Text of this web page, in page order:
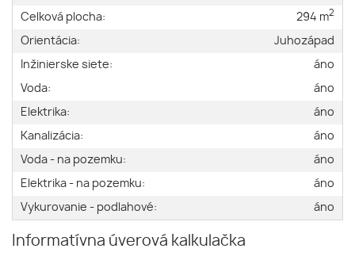
Celková plocha:
294 m2
Orientácia:
Juhozápad
Inžinierske siete:
áno
Voda:
áno
Elektrika:
áno
Kanalizácia:
áno
Voda - na pozemku:
áno
Elektrika - na pozemku:
áno
Vykurovanie - podlahové:
áno
Informatívna úverová kalkulačka